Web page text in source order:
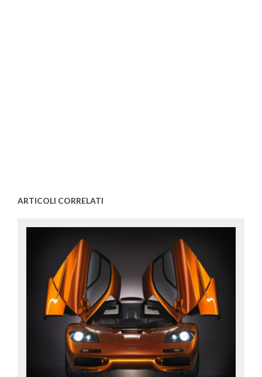
ARTICOLI CORRELATI